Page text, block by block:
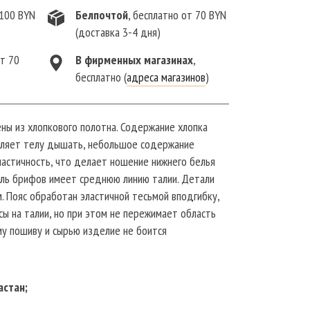
BYN Белпочтой, бесплатно от 70 BYN
(доставка 3-4 дня)
70
В фирменныx магазинах,
бесплатно (адреса магазинов)
из хлопкового полотна. Содержание хлопка
телу дышать, небольшое содержание
что делает ношение нижнего белья
брифов имеет среднюю линию талии. Детали
обработан эластичной тесьмой вподгибку,
на талии, но при этом не пережимает область
пошиву и сырью изделие не боится
носке. Мужские брифы прекрасно подойдут